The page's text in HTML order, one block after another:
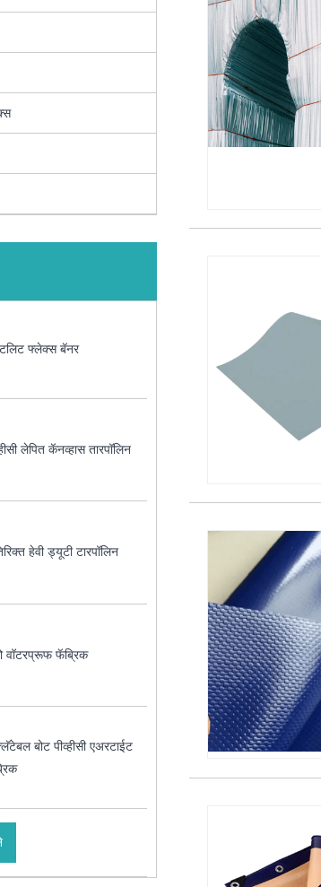
फ्लेक्स बॅनर
लेपित कॅनव्हास तारपॉलिन
हेवी ड्यूटी टारपॉलिन
वॉटरप्रूफ फॅब्रिक
बोट पीव्हीसी एअरटाईट